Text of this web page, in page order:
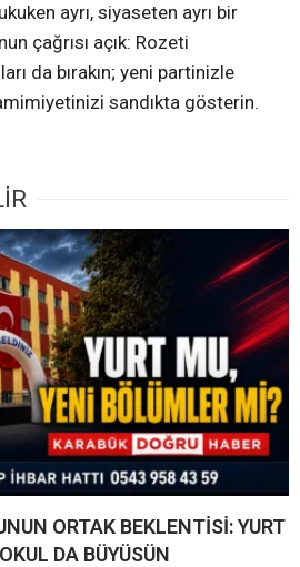
ayrı, siyaseten ayrı bir
çağrısı açık: Rozeti
da bırakın; yeni partinizle
sandıkta gösterin.
ORTAK BEKLENTİSİ: YURT
DA BÜYÜSÜN